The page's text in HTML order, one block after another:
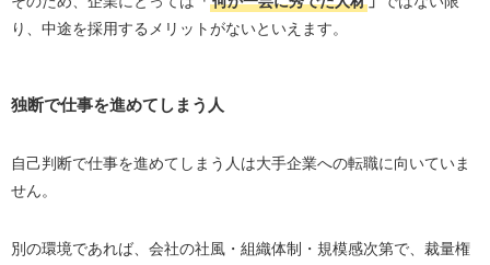
り、中途を採用するメリットがないといえます。
独断で仕事を進めてしまう人
自己判断で仕事を進めてしまう人は大手企業への転職に向いていま
せん。
別の環境であれば、会社の社風・組織体制・規模感次第で、裁量権